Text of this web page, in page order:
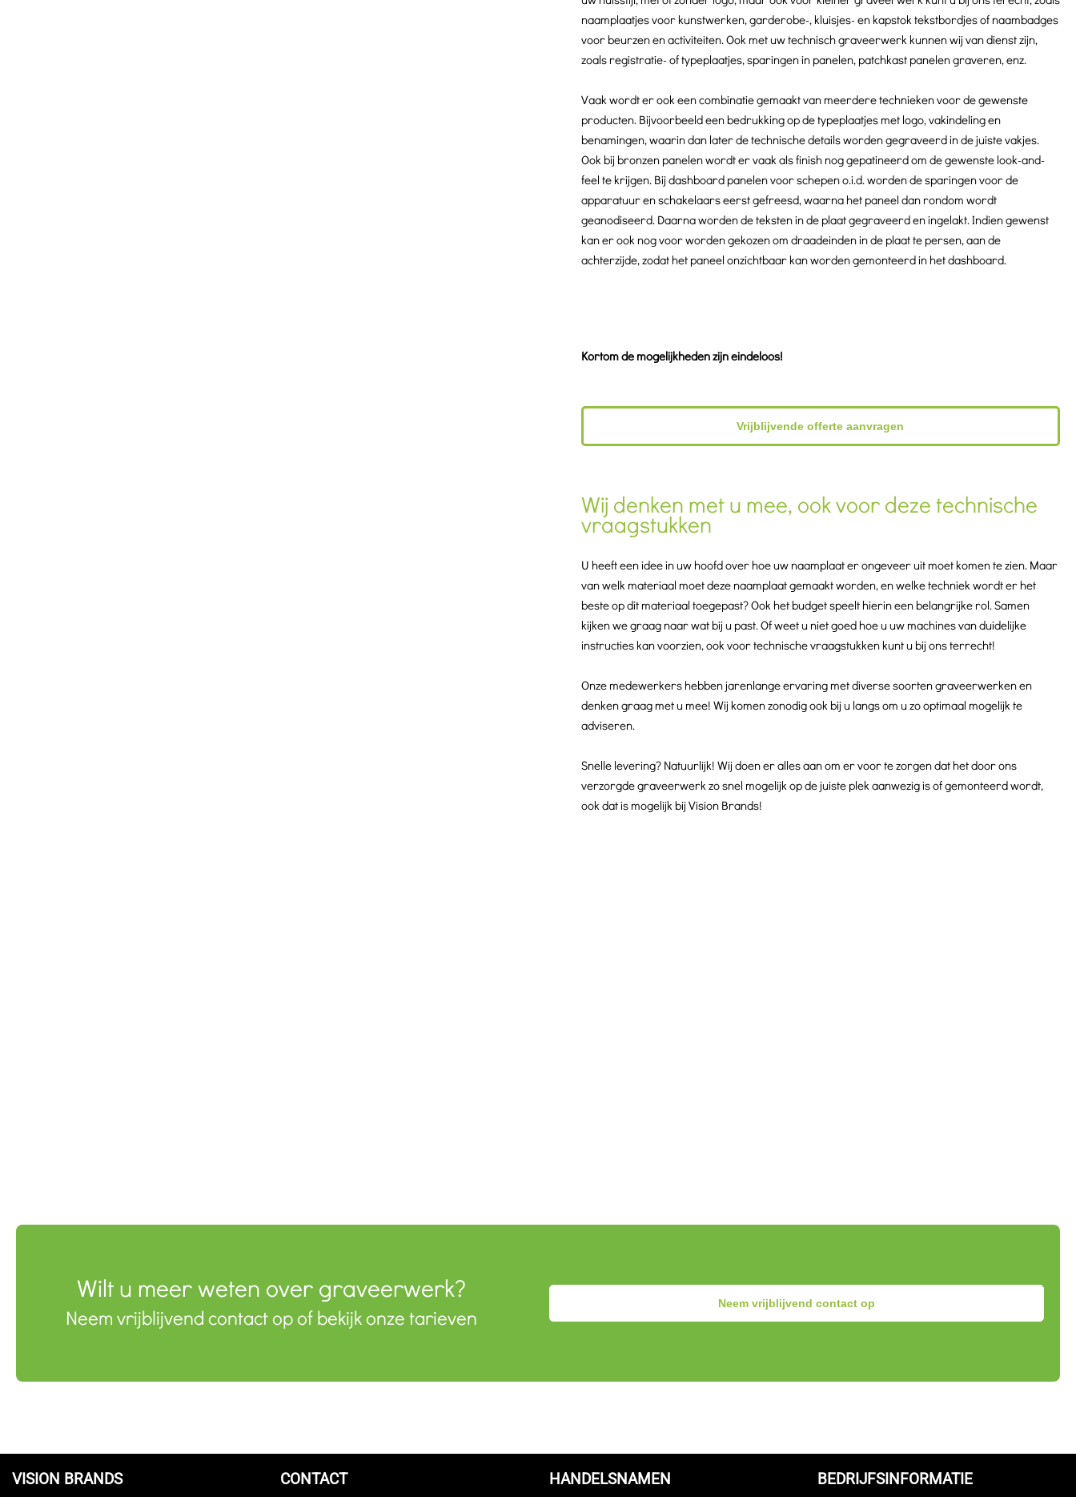
naamplaatjes voor kunstwerken, garderobe-, kluisjes- en kapstok tekstbordjes of naambadges
voor beurzen en activiteiten. Ook met uw technisch graveerwerk kunnen wij van dienst zijn,
zoals registratie- of typeplaatjes, sparingen in panelen, patchkast panelen graveren, enz.
Vaak wordt er ook een combinatie gemaakt van meerdere technieken voor de gewenste
producten. Bijvoorbeeld een bedrukking op de typeplaatjes met logo, vakindeling en
benamingen, waarin dan later de technische details worden gegraveerd in de juiste vakjes.
Ook bij bronzen panelen wordt er vaak als finish nog gepatineerd om de gewenste look-and-
feel te krijgen. Bij dashboard panelen voor schepen o.i.d. worden de sparingen voor de
apparatuur en schakelaars eerst gefreesd, waarna het paneel dan rondom wordt
geanodiseerd. Daarna worden de teksten in de plaat gegraveerd en ingelakt. Indien gewenst
kan er ook nog voor worden gekozen om draadeinden in de plaat te persen, aan de
achterzijde, zodat het paneel onzichtbaar kan worden gemonteerd in het dashboard.
Kortom de mogelijkheden zijn eindeloos!
Vrijblijvende offerte aanvragen
Wij denken met u mee, ook voor deze technische
vraagstukken
U heeft een idee in uw hoofd over hoe uw naamplaat er ongeveer uit moet komen te zien. Maar
van welk materiaal moet deze naamplaat gemaakt worden, en welke techniek wordt er het
beste op dit materiaal toegepast? Ook het budget speelt hierin een belangrijke rol. Samen
kijken we graag naar wat bij u past. Of weet u niet goed hoe u uw machines van duidelijke
instructies kan voorzien, ook voor technische vraagstukken kunt u bij ons terrecht!
Onze medewerkers hebben jarenlange ervaring met diverse soorten graveerwerken en
denken graag met u mee! Wij komen zonodig ook bij u langs om u zo optimaal mogelijk te
adviseren.
Snelle levering? Natuurlijk! Wij doen er alles aan om er voor te zorgen dat het door ons
verzorgde graveerwerk zo snel mogelijk op de juiste plek aanwezig is of gemonteerd wordt,
ook dat is mogelijk bij Vision Brands!
Wilt u meer weten over graveerwerk?
Neem vrijblijvend contact op of bekijk onze tarieven
Neem vrijblijvend contact op
VISION BRANDS CONTACT HANDELSNAMEN BEDRIJFSINFORMATIE